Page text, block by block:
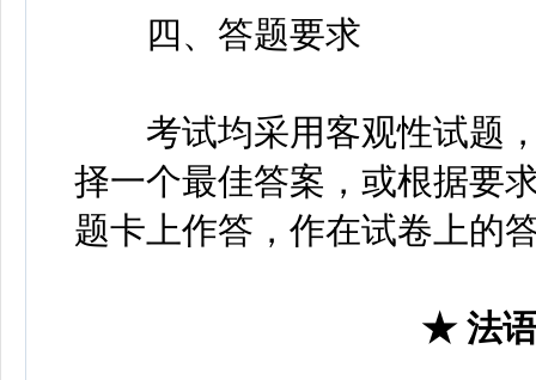
四、答题要求
考试均采用客观性试题，
择一个最佳答案，或根据要
题卡上作答，作在试卷上的
★ 法语